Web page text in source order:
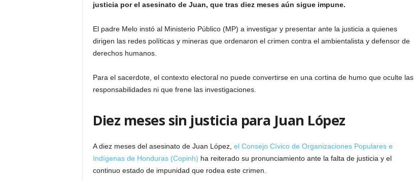
justicia por el asesinato de Juan, que tras diez meses aún sigue impune.
El padre Melo instó al Ministerio Público (MP) a investigar y presentar ante la justicia a quienes
dirigen las redes políticas y mineras que ordenaron el crimen contra el ambientalista y defensor de
derechos humanos.
Para el sacerdote, el contexto electoral no puede convertirse en una cortina de humo que oculte las
responsabilidades ni que frene las investigaciones.
Diez meses sin justicia para Juan López
A diez meses del asesinato de Juan López, el Consejo Cívico de Organizaciones Populares e
Indígenas de Honduras (Copinh) ha reiterado su pronunciamiento ante la falta de justicia y el
continuo estado de impunidad que rodea este crimen.